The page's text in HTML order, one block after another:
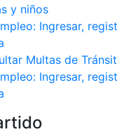
y niños
Ingresar,
Multas de
Ingresar,